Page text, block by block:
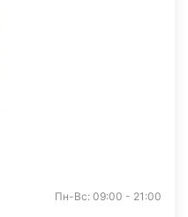
Пн-Вс: 09:00 - 21:00